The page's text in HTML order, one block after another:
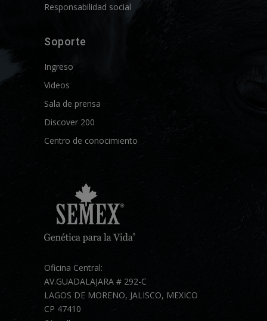
Responsabilidad social
Soporte
Ingreso
Videos
Sala de prensa
Discover 200
Centro de conocimiento
Oficina Central:
AV.GUADALAJARA # 292-C
LAGOS DE MORENO, JALISCO, MEXICO
CP 47410